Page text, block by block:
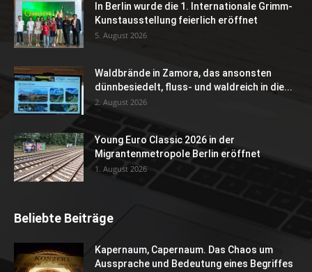
In Berlin wurde die 1. Internationale Grimm-
Kunstausstellung feierlich eröffnet
5. August 2026
Waldbrände in Zamora, das ansonsten
dünnbesiedelt, fluss- und waldreich in die...
2. August 2026
Young Euro Classic 2026 in der
Migrantenmetropole Berlin eröffnet
1. August 2026
Beliebte Beiträge
Kapernaum, Capernaum. Das Chaos um
Aussprache und Bedeutung eines Begriffes